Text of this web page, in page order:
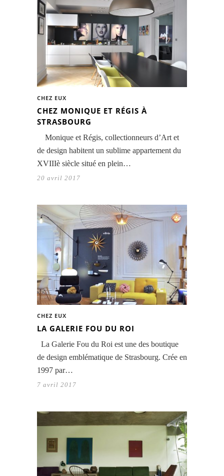
CHEZ EUX
CHEZ MONIQUE ET RÉGIS À
STRASBOURG
Monique et Régis, collectionneurs d’Art et
de design habitent un sublime appartement du
XVIIIè siècle situé en plein…
20 avril 2017
CHEZ EUX
LA GALERIE FOU DU ROI
La Galerie Fou du Roi est une des boutique
de design emblématique de Strasbourg. Crée en
1997 par…
7 avril 2017